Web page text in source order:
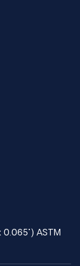
0.065") ASTM